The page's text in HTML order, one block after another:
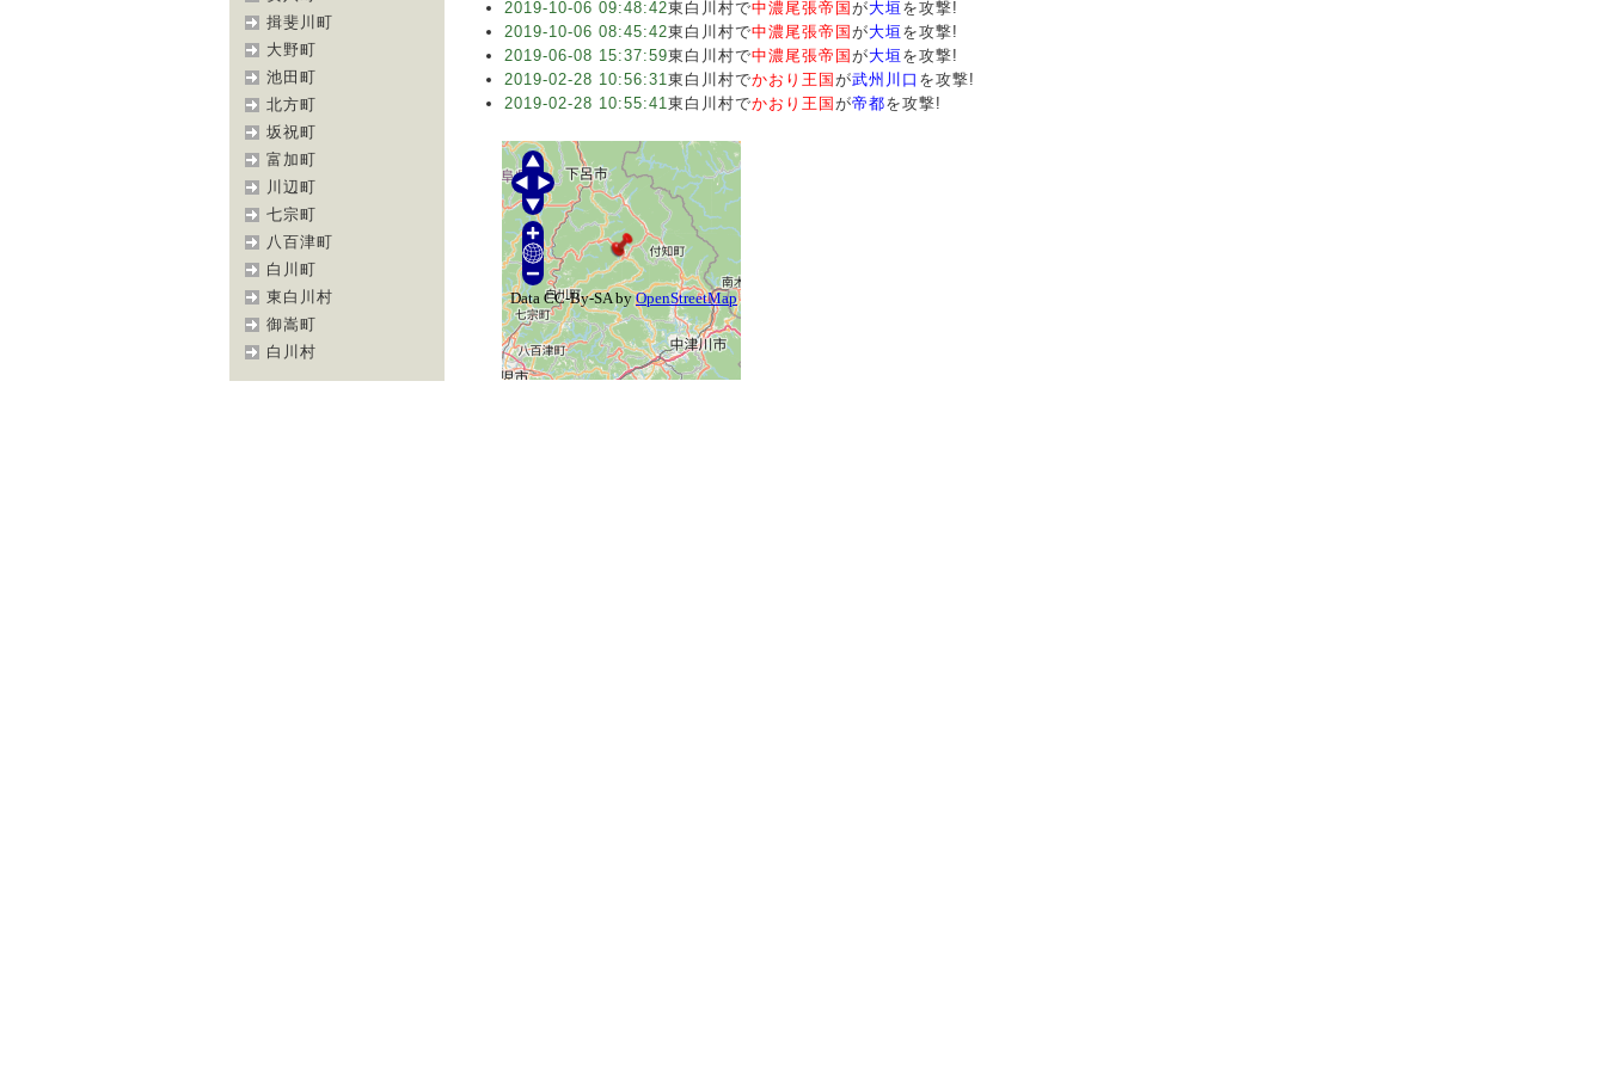
揖斐川町
大野町
池田町
北方町
坂祝町
富加町
川辺町
七宗町
八百津町
白川町
東白川村
御嵩町
白川村
2019-10-06 09:48:42東白川村で中濃尾張帝国 が大垣 を攻撃!
2019-10-06 08:45:42東白川村で中濃尾張帝国 が大垣 を攻撃!
2019-06-08 15:37:59東白川村で中濃尾張帝国 が大垣 を攻撃!
2019-02-28 10:56:31東白川村でかおり王国 が武州川口 を攻撃!
2019-02-28 10:55:41東白川村でかおり王国 が帝都を攻撃!